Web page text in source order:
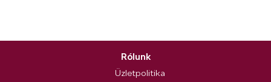
Rólunk
Üzletpolitika